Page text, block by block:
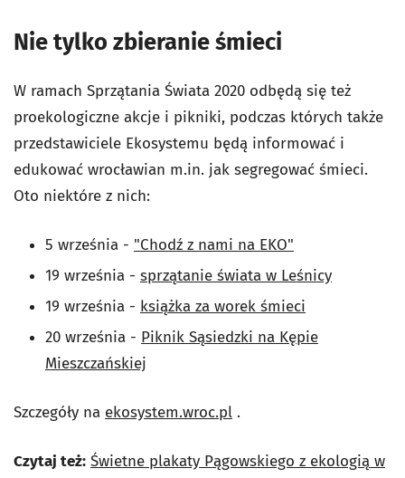
Nie tylko zbieranie śmieci
W ramach Sprzątania Świata 2020 odbędą się też
proekologiczne akcje i pikniki, podczas których także
przedstawiciele Ekosystemu będą informować i
edukować wrocławian m.in. jak segregować śmieci.
Oto niektóre z nich:
5 września - "Chodź z nami na EKO"
19 września - sprzątanie świata w Leśnicy
19 września - książka za worek śmieci
20 września - Piknik Sąsiedzki na Kępie
Mieszczańskiej
Szczegóły na ekosystem.wroc.pl .
Czytaj też: Świetne plakaty Pągowskiego z ekologią w